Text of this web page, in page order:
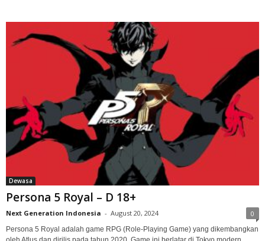
Dewasa
Persona 5 Royal – D 18+
Next Generation Indonesia - August 20, 2024 0
Persona 5 Royal adalah game RPG (Role-Playing Game) yang dikembangkan